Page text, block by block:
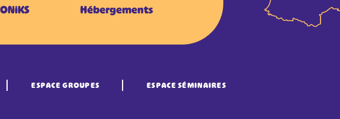
Hébergements
ESPACE GROUPES ESPACE SÉMINAIRES